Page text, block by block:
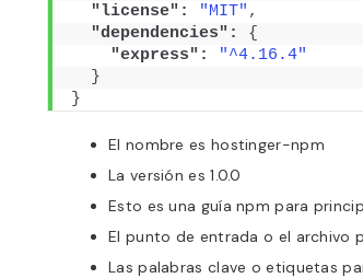
"license":
"MIT" ,
"dependencies":
{
"express":
"^4.16.4"
}
}
El nombre es hostinger-npm
La versión es1.0.0
Esto es una guía npm para
El punto de entrada o el archivo
Las palabras clave o etiquetas